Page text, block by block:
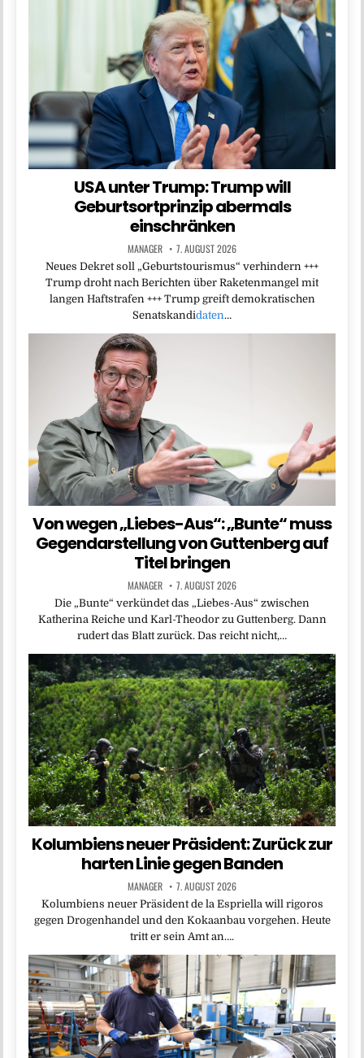
USA unter Trump: Trump will
Geburtsortprinzip abermals
einschränken
MANAGER 7. AUGUST 2026
Neues Dekret soll „Geburtstourismus“ verhindern +++
Trump droht nach Berichten über Raketenmangel mit
langen Haftstrafen +++ Trump greift demokratischen
Senatskandidaten…
Von wegen „Liebes-Aus“: „Bunte“ muss
Gegendarstellung von Guttenberg auf
Titel bringen
MANAGER 7. AUGUST 2026
Die „Bunte“ verkündet das „Liebes-Aus“ zwischen
Katherina Reiche und Karl-Theodor zu Guttenberg. Dann
rudert das Blatt zurück. Das reicht nicht,…
Kolumbiens neuer Präsident: Zurück zur
harten Linie gegen Banden
MANAGER 7. AUGUST 2026
Kolumbiens neuer Präsident de la Espriella will rigoros
gegen Drogenhandel und den Kokaanbau vorgehen. Heute
tritt er sein Amt an….